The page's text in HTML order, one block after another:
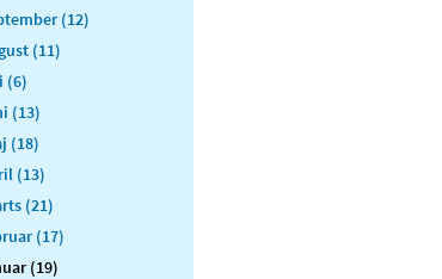
(12)
(11)
(6)
(13)
(18)
(13)
(21)
(17)
(19)